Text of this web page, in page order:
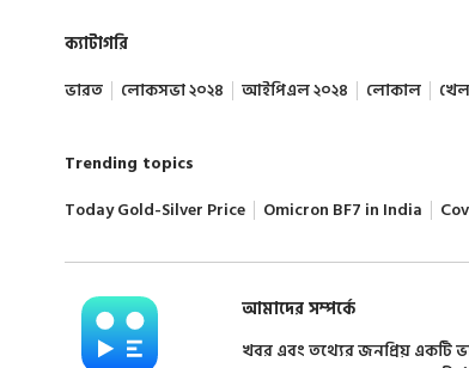
ক্যাটাগরি
ভারত
লোকসভা ২০২৪ আইপিএল ২০২৪ লোকাল
Trending topics
Today Gold-Silver Price
Omicron BF7 in India
আমাদের সম্পর্কে
খবর এবং তথ্যের জনপ্রিয় একটি